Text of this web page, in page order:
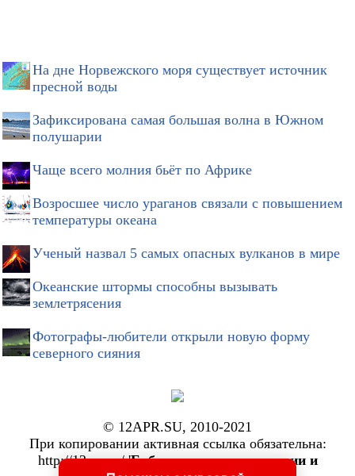
На дне Норвежского моря существует источник
пресной воды
Зафиксирована самая большая волна в Южном
полушарии
Чаще всего молния бьёт по Африке
Возросшее число ураганов связали с повышением
температуры океана
Ученый назвал 5 самых опасных вулканов в мире
Океанские штормы способны вызывать
землетрясения
Фотографы-любители открыли новую форму
северного сияния
© 12APR.SU, 2010-2021
При копировании активная ссылка обязательна:
http://12apr.su/ 'Библиотека по астрономии и